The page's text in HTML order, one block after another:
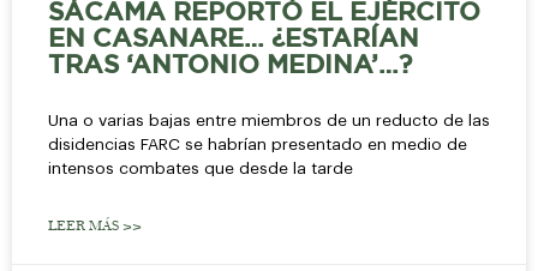
SÁCAMA REPORTÓ EL EJÉRCITO
EN CASANARE… ¿ESTARÍAN
TRAS ‘ANTONIO MEDINA’…?
Una o varias bajas entre miembros de un reducto de las
disidencias FARC se habrían presentado en medio de
intensos combates que desde la tarde
LEER MÁS >>